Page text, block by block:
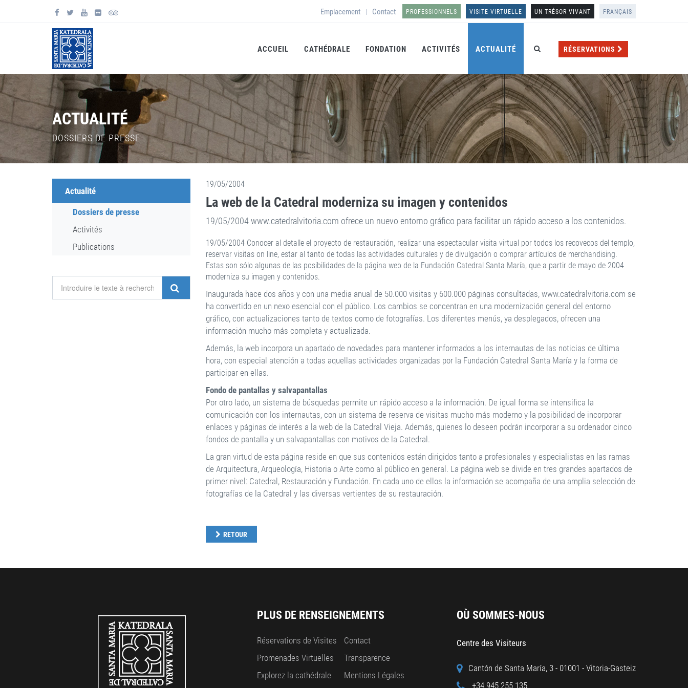
Emplacement | Contact PROFESSIONNELS VISITE VIRTUELLE UN TRÉSOR VIVANT FRANÇAIS
ACCUEIL CATHÉDRALE FONDATION ACTIVITÉS ACTUALITÉ RÉSERVATIONS
ACTUALITÉ
DOSSIERS DE PRESSE
Actualité
Dossiers de presse
Activités
Publications
19/05/2004
La web de la Catedral moderniza su imagen y contenidos
19/05/2004 www.catedralvitoria.com ofrece un nuevo entorno gráfico para facilitar un rápido acceso a los contenidos.
19/05/2004 Conocer al detalle el proyecto de restauración, realizar una espectacular visita virtual por todos los recovecos del templo,
reservar visitas on line, estar al tanto de todas las actividades culturales y de divulgación o comprar artículos de merchandising.
Estas son sólo algunas de las posibilidades de la página web de la Fundación Catedral Santa María, que a partir de mayo de 2004
moderniza su imagen y contenidos.
Inaugurada hace dos años y con una media anual de 50.000 visitas y 600.000 páginas consultadas, www.catedralvitoria.com se
ha convertido en un nexo esencial con el público. Los cambios se concentran en una modernización general del entorno
gráfico, con actualizaciones tanto de textos como de fotografías. Los diferentes menús, ya desplegados, ofrecen una
información mucho más completa y actualizada.
Además, la web incorpora un apartado de novedades para mantener informados a los internautas de las noticias de última
hora, con especial atención a todas aquellas actividades organizadas por la Fundación Catedral Santa María y la forma de
participar en ellas.
Fondo de pantallas y salvapantallas
Por otro lado, un sistema de búsquedas permite un rápido acceso a la información. De igual forma se intensifica la
comunicación con los internautas, con un sistema de reserva de visitas mucho más moderno y la posibilidad de incorporar
enlaces y páginas de interés a la web de la Catedral Vieja. Además, quienes lo deseen podrán incorporar a su ordenador cinco
fondos de pantalla y un salvapantallas con motivos de la Catedral.
La gran virtud de esta página reside en que sus contenidos están dirigidos tanto a profesionales y especialistas en las ramas
de Arquitectura, Arqueología, Historia o Arte como al público en general. La página web se divide en tres grandes apartados de
primer nivel: Catedral, Restauración y Fundación. En cada uno de ellos la información se acompaña de una amplia selección de
fotografías de la Catedral y las diversas vertientes de su restauración.
RETOUR
PLUS DE RENSEIGNEMENTS
Réservations de Visites
Promenades Virtuelles
Explorez la cathédrale
Contact
Transparence
Mentions Légales
OÙ SOMMES-NOUS
Centre des Visiteurs
Cantón de Santa María, 3 - 01001 - Vitoria-Gasteiz
+34 945 255 135